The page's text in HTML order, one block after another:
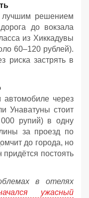
лучшим решением
до вокзала
из Хиккадувы
60–120 рублей).
риска застрять в
автомобиле через
Унаватуны стоит
рупий) в одну
за проезд по
до города, но
постоять
в отелях
ужасный